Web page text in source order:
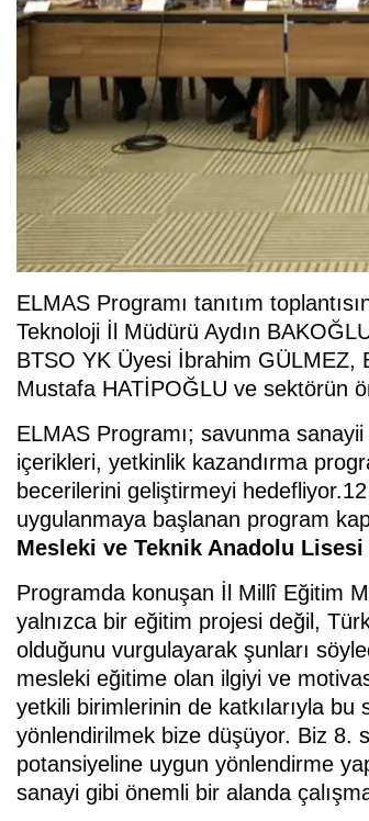
ELMAS Programı tanıtım
Teknoloji İl Müdürü Aydın
BTSO YK Üyesi İbrahim GÜLMEZ,
Mustafa HATİPOĞLU ve sektörün
ELMAS Programı; savunma
içerikleri, yetkinlik kazandırma
becerilerini geliştirmeyi
uygulanmaya başlanan program
Mesleki ve Teknik Anadolu Lisesi
Programda konuşan İl Millî Eğitim
yalnızca bir eğitim projesi değil,
olduğunu vurgulayarak şunları
mesleki eğitime olan ilgiyi ve
yetkili birimlerinin de katkılarıyla
yönlendirilmek bize düşüyor. Biz 8.
potansiyeline uygun yönlendirme
sanayi gibi önemli bir alanda